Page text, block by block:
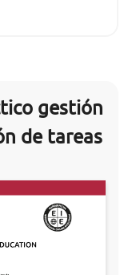
gestión
de tareas